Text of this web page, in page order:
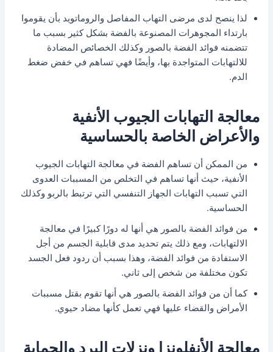
لذا ينصح لدى مرضى التهاب المفاصل والروماتويد بأن يقوموا
بارتداء المجوهرات المصنوعة بالفضة بشكل كثير بسبب ما
تتضمنه فوائد الفضة بالصور وكذلك الخصائص المضادة
للالتهابات المتواجدة بها، وأيضًا فهي تساهم في خفض ضغط
الدم.
معالجة التهابات الجيوب الأنفية
والأعراض الخاصة بالحساسية
من الممكن أن تساهم الفضة في معالجة التهابات الجيوب
الأنفية، حيث أنها تساهم في التخلص من المسببات العدوى
التي تسبب التهابات الجهاز التنفسي التي ترتبط بالربو وكذلك
الحساسية.
من فوائد الفضة بالصور هي أنها له دورًا كبيرًا في معالجة
الالتهابات، ومع ذلك يتم تحديد مدى قابلية الجسم من أجل
الاستفادة من فوائد الفضة، وهذا بسبب أن ردود فعل الجسد
تكون مختلفة من شخص إلى ثاني.
كما أن من فوائد الفضة بالصور هي أنها تقوم بقتل مسببات
الأمراض والقضاء عليها فهي تعمل كأنها مضاد حيوي.
معالجة الأنفلونزا ونزلات البرد والحماية